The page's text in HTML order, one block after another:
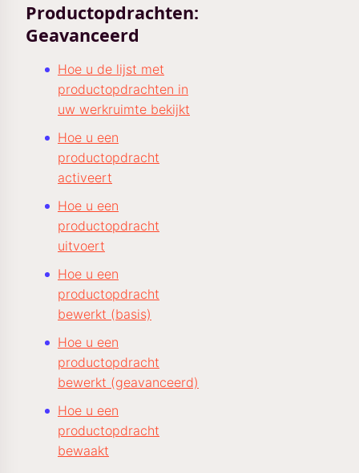
Productopdrachten:
Geavanceerd
Hoe u de lijst met
productopdrachten in
uw werkruimte bekijkt
Hoe u een
productopdracht
activeert
Hoe u een
productopdracht
uitvoert
Hoe u een
productopdracht
bewerkt (basis)
Hoe u een
productopdracht
bewerkt (geavanceerd)
Hoe u een
productopdracht
bewaakt